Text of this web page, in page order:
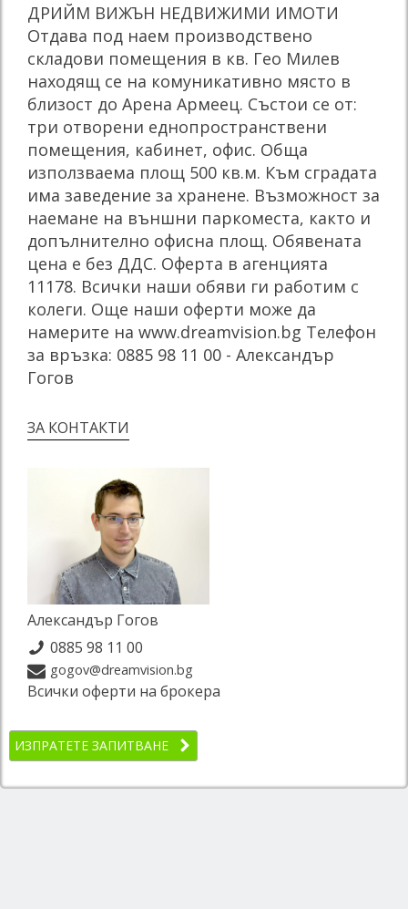
ДРИЙМ ВИЖЪН НЕДВИЖИМИ ИМОТИ
Отдава под наем производствено
складови помещения в кв. Гео Милев
находящ се на комуникативно място в
близост до Арена Армеец. Състои се от:
три отворени еднопространствени
помещения, кабинет, офис. Обща
използваема площ 500 кв.м. Към сградата
има заведение за хранене. Възможност за
наемане на външни паркоместа, както и
допълнително офисна площ. Обявената
цена е без ДДС. Оферта в агенцията
11178. Всички наши обяви ги работим с
колеги. Още наши оферти може да
намерите на www.dreamvision.bg Телефон
за връзка: 0885 98 11 00 - Александър
Гогов
ЗА КОНТАКТИ
Александър Гогов
0885 98 11 00
gogov@dreamvision.bg
Всички оферти на брокера
ИЗПРАТЕТЕ ЗАПИТВАНЕ